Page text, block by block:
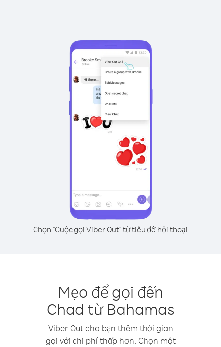
Chọn "Cuộc gọi Viber Out" từ tiêu đề hội thoại
Mẹo để gọi đến
Chad từ Bahamas
Viber Out cho bạn thêm thời gian
gọi với chi phí thấp hơn. Chọn một